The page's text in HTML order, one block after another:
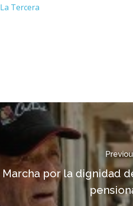
La Tercera
Marcha por la dignidad